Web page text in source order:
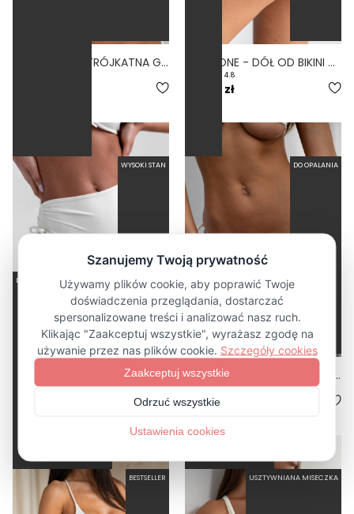
LINDA BONE - TRÓJKĄTNA GÓRA OD BIKINI NA DUŻY BIUST BIAŁY LINKI BONE - DÓŁ OD BIKINI WYSOKI STAN BRAZYLIANY BIAŁY
4.8
179,00 zł
WYSOKI STAN
MARE BONE - MAJTKI KĄPIELOWE NA DUŻY BRZUCH WYSOKI STAN BIAŁY
5.0
DO OPALANIA
MICRO BONE - DÓŁ MIKROBIKINI DO OPALANIA BIAŁY
5.0
129,00 zł
DELIKATNE PODTRZYMANIE
BESTSELLER
MOCNE PODTRZYMANIE
USZTYWNIANA MISECZKA